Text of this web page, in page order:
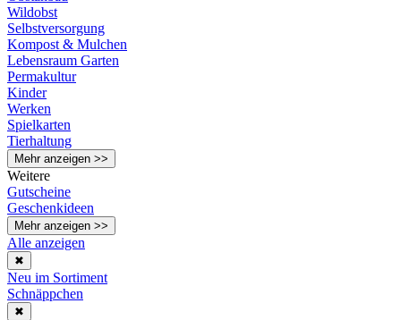
Wildobst
Selbstversorgung
Kompost & Mulchen
Lebensraum Garten
Permakultur
Kinder
Werken
Spielkarten
Tierhaltung
Mehr anzeigen >>
Weitere
Gutscheine
Geschenkideen
Mehr anzeigen >>
Alle anzeigen
✖
Neu im Sortiment
Schnäppchen
✖